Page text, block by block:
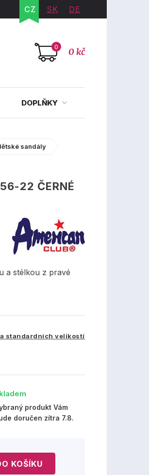
CZ SK DE
0 0 kč
DOPLŇKY
sandály
22 ČERNÉ
a stélkou z pravé
standardních velikostí
produkt Vám
doručen zítra 7.8.